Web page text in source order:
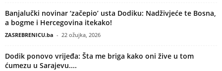
Banjalučki novinar ‘začepio’ usta Dodiku: Nadživjeće te Bosna,
a bogme i Hercegovina itekako!
ZASREBRENICU.ba - 22 ožujka, 2026
Dodik ponovo vrijeđa: Šta me briga kako oni žive u tom
ćumezu u Sarajevu....